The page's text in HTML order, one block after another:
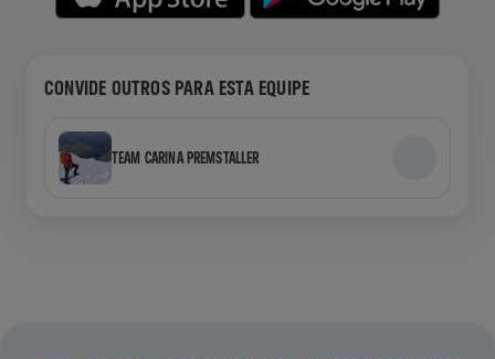
CONVIDE OUTROS PARA ESTA EQUIPE
TEAM CARINA PREMSTALLER